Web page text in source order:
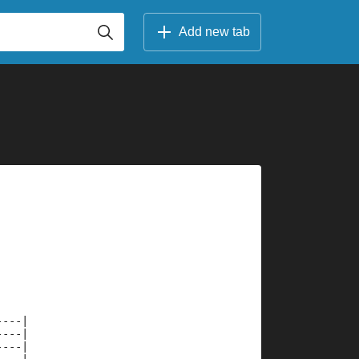
Add new tab
|
|
|